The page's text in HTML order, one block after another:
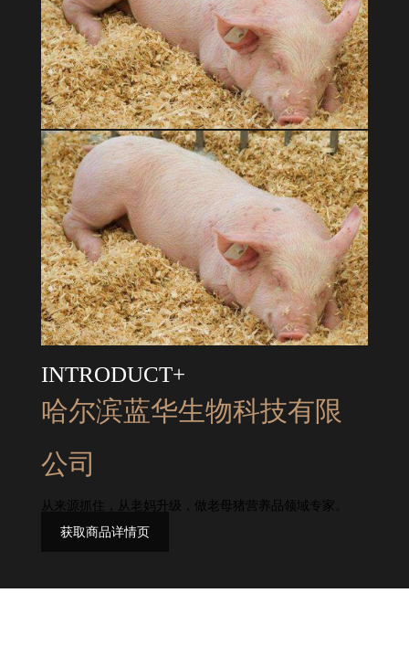
INTRODUCT+
哈尔滨蓝华生物科技有限
公司
从来源抓住，从老妈升级，做老母猪营养品领域专家。
获取商品详情页